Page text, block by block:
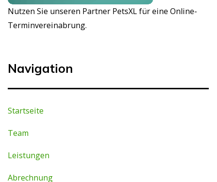
Nutzen Sie unseren Partner PetsXL für eine Online-
Terminvereinabrung.
Navigation
Startseite
Team
Leistungen
Abrechnung